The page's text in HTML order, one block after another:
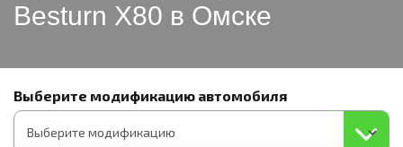
Besturn X80 в Омске
Выберите модификацию автомобиля